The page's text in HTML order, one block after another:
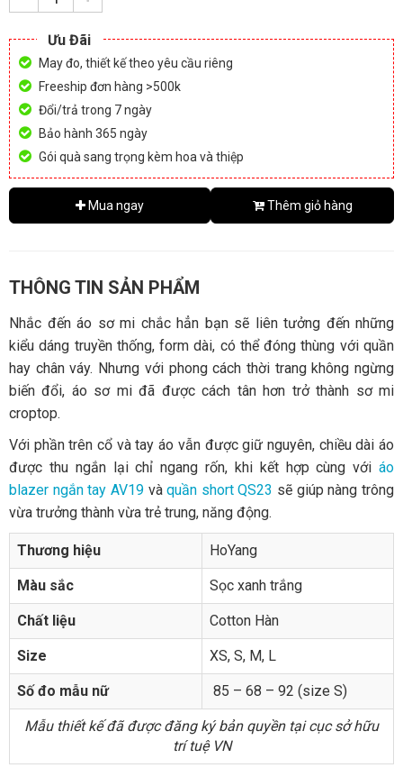
Ưu Đãi
May đo, thiết kế theo yêu cầu riêng
Freeship đơn hàng >500k
Đổi/trả trong 7 ngày
Bảo hành 365 ngày
Gói quà sang trọng kèm hoa và thiệp
Mua ngay Thêm giỏ hàng
THÔNG TIN SẢN PHẨM
Nhắc đến áo sơ mi chắc hẳn bạn sẽ liên tưởng đến những
kiểu dáng truyền thống, form dài, có thể đóng thùng với quần
hay chân váy. Nhưng với phong cách thời trang không ngừng
biến đổi, áo sơ mi đã được cách tân hơn trở thành sơ mi
croptop.
Với phần trên cổ và tay áo vẫn được giữ nguyên, chiều dài áo
được thu ngắn lại chỉ ngang rốn, khi kết hợp cùng với áo
blazer ngắn tay AV19vàquần short QS23 sẽ giúp nàng trông
vừa trưởng thành vừa trẻ trung, năng động.
Thương hiệu HoYang
Màu sắc Sọc xanh trắng
Chất liệu Cotton Hàn
Size XS, S, M, L
Số đo mẫu nữ 85 – 68 – 92 (size S)
Mẫu thiết kế đã được đăng ký bản quyền tại cục sở hữu
trí tuệ VN